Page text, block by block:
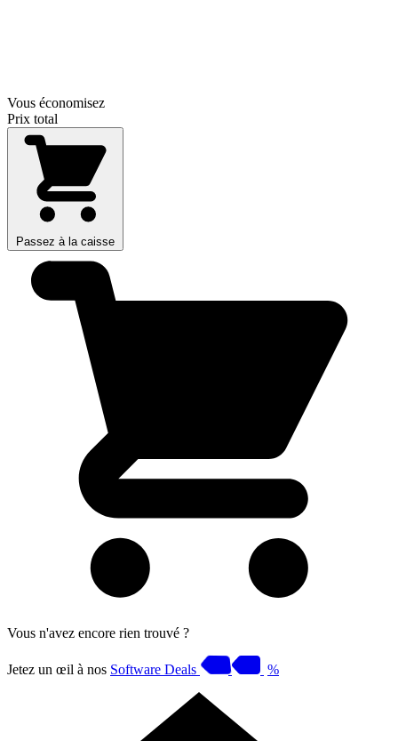
Vous économisez
Prix total
Passez à la caisse
Vous n'avez encore rien trouvé ?
Jetez un œil à nos Software Deals %